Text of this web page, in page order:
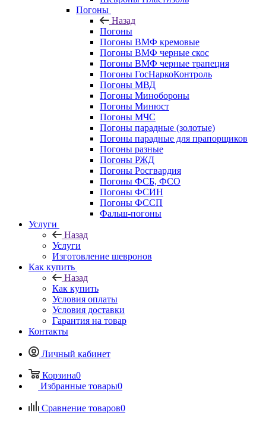
Погоны
Назад
Погоны
Погоны ВМФ кремовые
Погоны ВМФ черные скос
Погоны ВМФ черные трапеция
Погоны ГосНаркоКонтроль
Погоны МВД
Погоны Минобороны
Погоны Минюст
Погоны МЧС
Погоны парадные (золотые)
Погоны парадные для прапорщиков
Погоны разные
Погоны РЖД
Погоны Росгвардия
Погоны ФСБ, ФСО
Погоны ФСИН
Погоны ФССП
Фальш-погоны
Услуги
Назад
Услуги
Изготовление шевронов
Как купить
Назад
Как купить
Условия оплаты
Условия доставки
Гарантия на товар
Контакты
Личный кабинет
Корзина0
Избранные товары0
Сравнение товаров0